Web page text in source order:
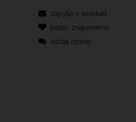
zapytaj o produkt
poleć znajomemu
dodaj opinię